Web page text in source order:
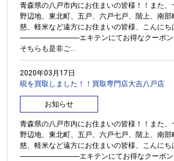
青森県の八戸市内にお住まいの皆様！！また、
野辺地、東北町、五戸、六戸七戸、階上、南部
慈、軽米など遠方にお住まいの皆様、こんにちは
---------------------------------エキテンにてお得なクーポ
そちらも是非ご...
2020年03月17日
硯を買取しました！！買取専門店大吉八戸店
お知らせ
青森県の八戸市内にお住まいの皆様！！また、
野辺地、東北町、五戸、六戸七戸、階上、南部
慈、軽米など遠方にお住まいの皆様、こんにちは
---------------------------------エキテンにてお得なクーポ